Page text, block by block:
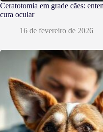
Ceratotomia em grade cães:
cura ocular
16 de fevereiro de 2026